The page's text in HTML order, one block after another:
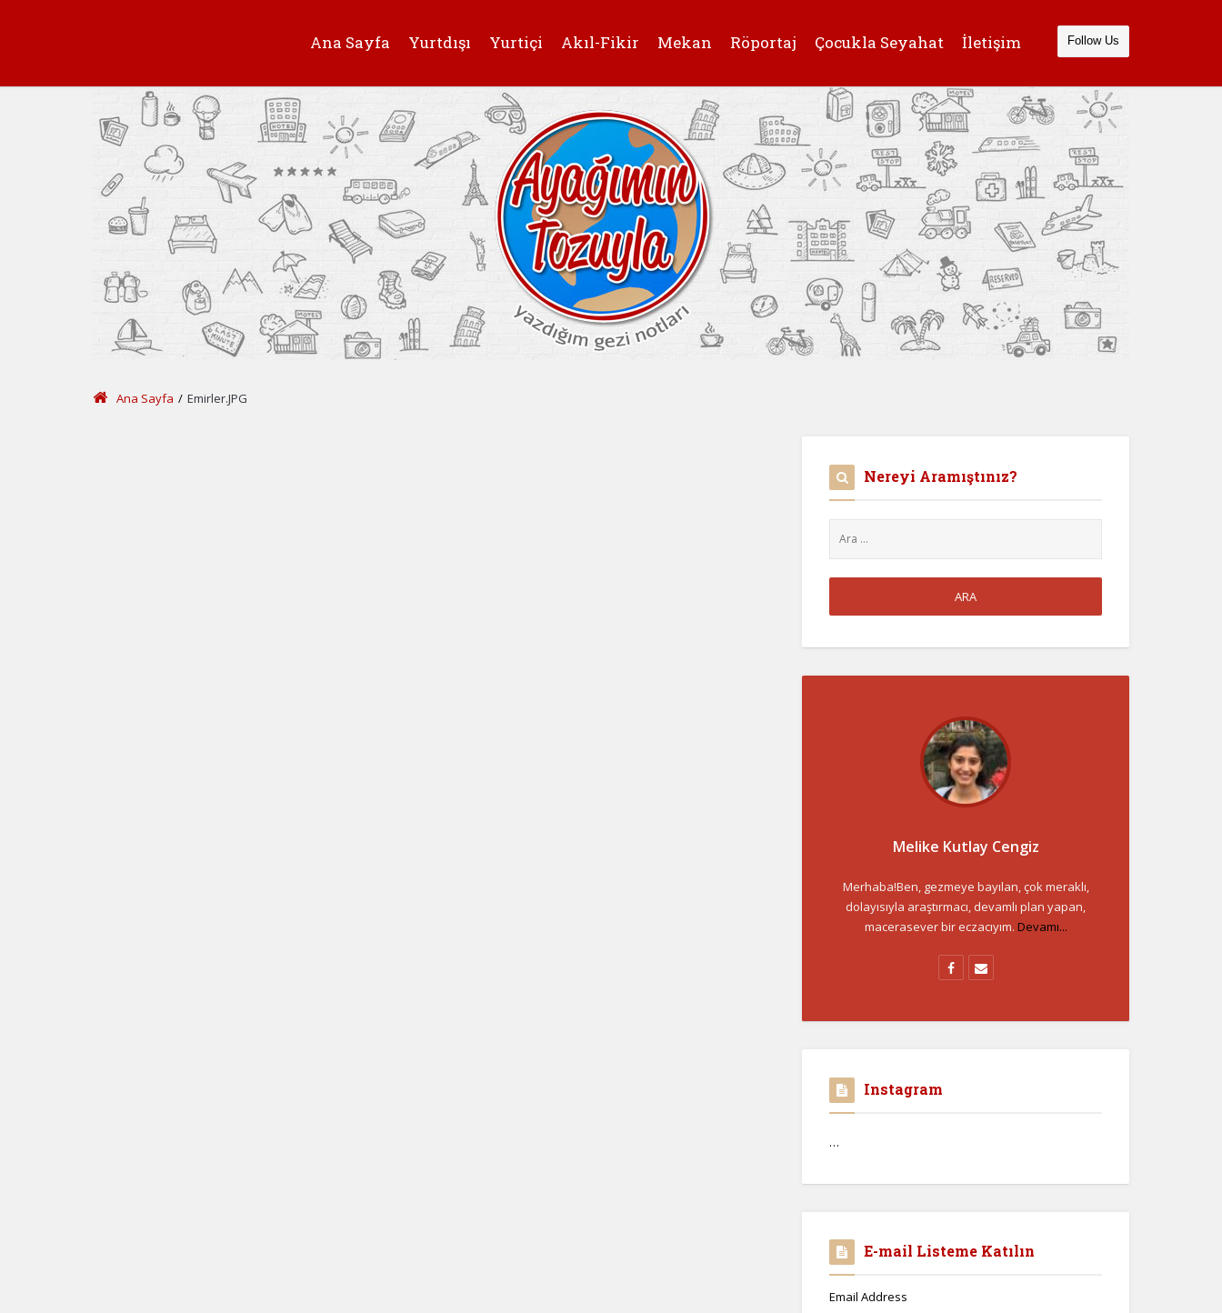
Follow Us
Ana Sayfa Yurtdışı Yurtiçi Akıl-Fikir Mekan Röportaj Çocukla Seyahat İletişim
Ana Sayfa / Emirler.JPG
Nereyi Aramıştınız?
Melike Kutlay Cengiz
Merhaba!Ben, gezmeye bayılan, çok meraklı,
dolayısıyla araştırmacı, devamlı plan yapan,
macerasever bir eczacıyım. Devamı...
Instagram
…
E-mail Listeme Katılın
Email Address